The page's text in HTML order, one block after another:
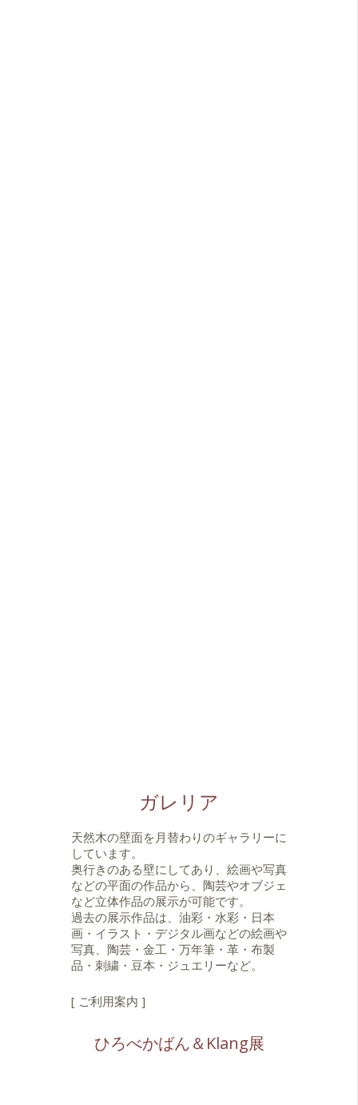
ガレリア
天然木の壁面を月替わりのギャラリーに
しています。
奥行きのある壁にしてあり、絵画や写真
などの平面の作品から、陶芸やオブジェ
など立体作品の展示が可能です。
過去の展示作品は、油彩・水彩・日本
画・イラスト・デジタル画などの絵画や
写真、陶芸・金工・万年筆・革・布製
品・刺繍・豆本・ジュエリーなど。
[ ご利用案内 ]
ひろべかばん＆Klang展